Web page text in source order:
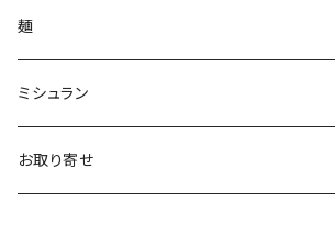
讃岐うどん
麺
ミシュラン
お取り寄せ